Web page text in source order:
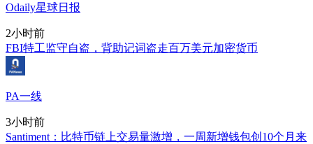
Odaily星球日报
2小时前
FBI特工监守自盗，背助记词盗走百万美元加密货币
PA一线
3小时前
Santiment：比特币链上交易量激增，一周新增钱包创10个月来